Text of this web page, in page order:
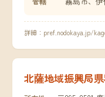
詳細： pref.nodokaya.jp/
北薩地域振興局